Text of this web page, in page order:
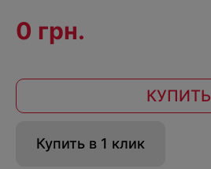
0 грн.
КУПИТЬ
Купить в 1 клик